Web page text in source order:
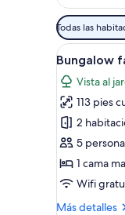
Filtros
disponibles
para
las
Todas las
Abrir
todas
las
fotos
de
Bungalow
familiar,
2
5
Bungalow
Vista al
113 pies
2
5
1 cama
Wifi
Más detalles
Más